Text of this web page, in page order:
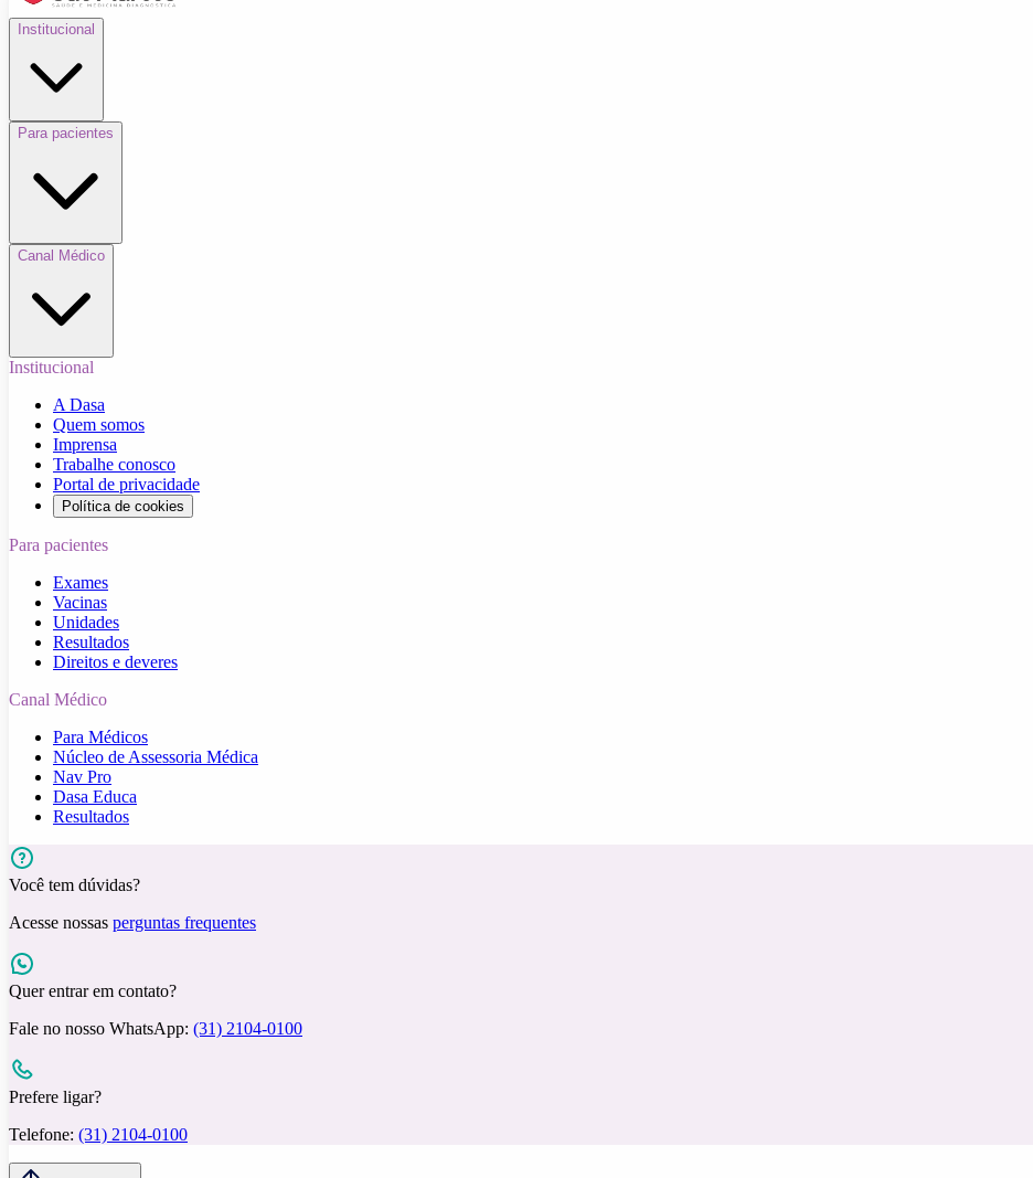
Institucional
Para pacientes
Canal Médico
Institucional
A Dasa
Quem somos
Imprensa
Trabalhe conosco
Portal de privacidade
Política de cookies
Para pacientes
Exames
Vacinas
Unidades
Resultados
Direitos e deveres
Canal Médico
Para Médicos
Núcleo de Assessoria Médica
Nav Pro
Dasa Educa
Resultados
Você tem dúvidas?
Acesse nossas perguntas frequentes
Quer entrar em contato?
Fale no nosso WhatsApp: (31) 2104-0100
Prefere ligar?
Telefone: (31) 2104-0100